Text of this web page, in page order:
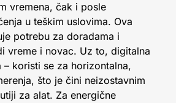
vremena, čak i posle
u teškim uslovima. Ova
potrebu za doradama i
vreme i novac. Uz to, digitalna
– koristi se za horizontalna,
što je čini neizostavnim
za alat. Za energične